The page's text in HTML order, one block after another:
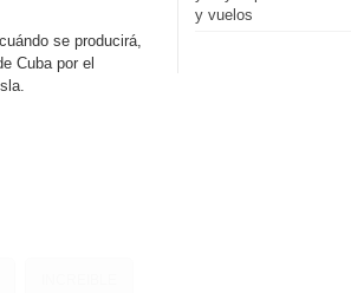
se producirá,
Cuba por el
y vuelos